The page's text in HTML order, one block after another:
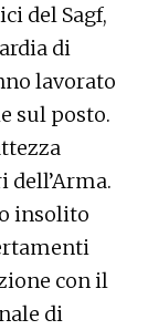
del Sagf,
di
lavorato
sul posto.
dell’Arma.
insolito
con il
di